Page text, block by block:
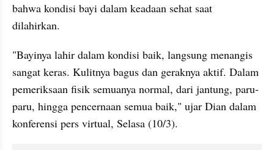
bahwa kondisi bayi dalam keadaan sehat saat
dilahirkan.
"Bayinya lahir dalam kondisi baik, langsung menangis
sangat keras. Kulitnya bagus dan geraknya aktif. Dalam
pemeriksaan fisik semuanya normal, dari jantung, paru-
paru, hingga pencernaan semua baik," ujar Dian dalam
konferensi pers virtual, Selasa (10/3).